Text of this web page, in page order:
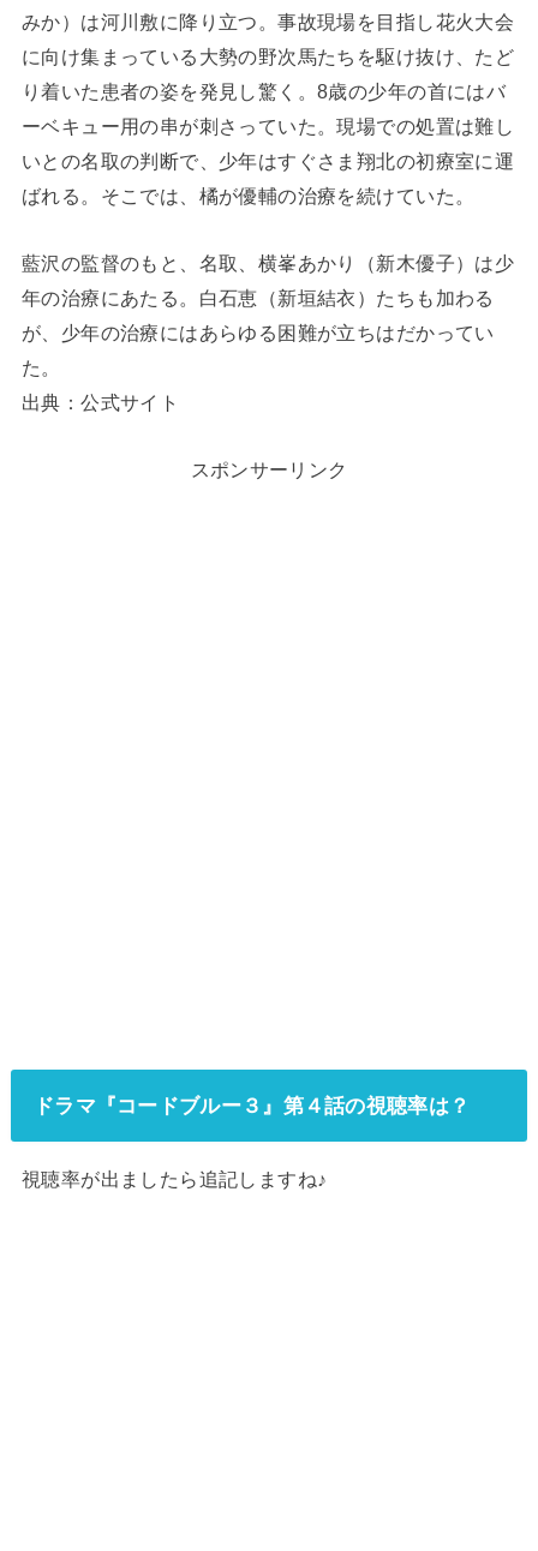
みか）は河川敷に降り立つ。事故現場を目指し花火大会
に向け集まっている大勢の野次馬たちを駆け抜け、たど
り着いた患者の姿を発見し驚く。8歳の少年の首にはバ
ーベキュー用の串が刺さっていた。現場での処置は難し
いとの名取の判断で、少年はすぐさま翔北の初療室に運
ばれる。そこでは、橘が優輔の治療を続けていた。
藍沢の監督のもと、名取、横峯あかり（新木優子）は少
年の治療にあたる。白石恵（新垣結衣）たちも加わる
が、少年の治療にはあらゆる困難が立ちはだかってい
た。
出典：公式サイト
スポンサーリンク
ドラマ『コードブルー３』第４話の視聴率は？
視聴率が出ましたら追記しますね♪